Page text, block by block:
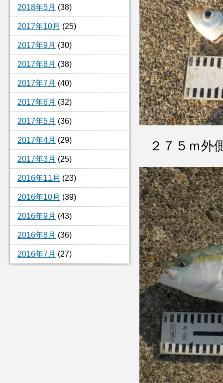
2018年5月 (38)
2017年10月 (25)
2017年9月 (30)
2017年8月 (38)
2017年7月 (40)
2017年6月 (32)
2017年5月 (36)
2017年4月 (29)
2017年3月 (25)
2016年11月 (23)
2016年10月 (39)
2016年9月 (43)
2016年8月 (36)
2016年7月 (27)
２７５ｍ